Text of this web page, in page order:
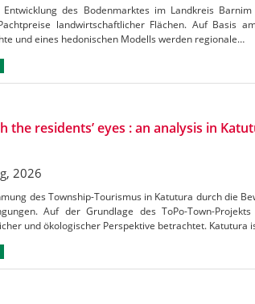
des Bodenmarktes im Landkreis
landwirtschaftlicher Flächen. Auf Basis
und eines hedonischen Modells werden regionale…
residents’ eyes : an analysis in
2026
des Township-Tourismus in Katutura durch die
Auf der Grundlage des ToPo-Town-
und ökologischer Perspektive betrachtet. Katutura